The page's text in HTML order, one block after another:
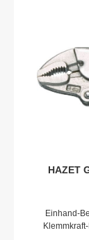
HAZET
Einhand-